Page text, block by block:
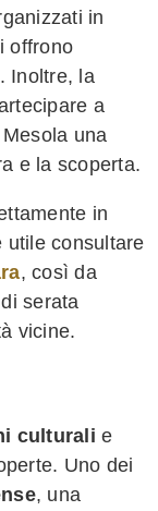
in
offrono
Inoltre, la
a
una
e la scoperta.
in
utile consultare
, così da
serata
vicine.
culturali e
Uno dei
, una